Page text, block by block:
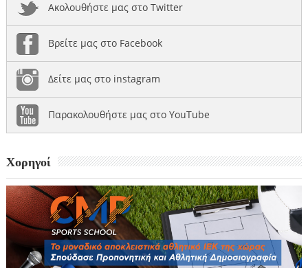
Ακολουθήστε μας στο Twitter
Βρείτε μας στο Facebook
Δείτε μας στο instagram
Παρακολουθήστε μας στο YouTube
Χορηγοί